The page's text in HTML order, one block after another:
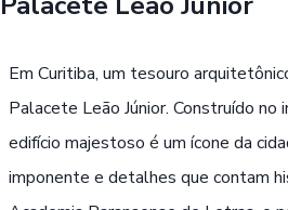
Em Curitiba, um tesouro
Palacete Leão Júnior. Construído no
edifício majestoso é um ícone da
imponente e detalhes que contam